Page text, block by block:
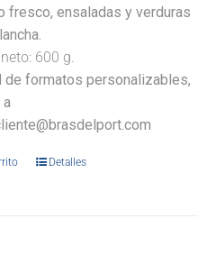
fresco, ensaladas y verduras
600 g.
de formatos personalizables,
a
Detalles